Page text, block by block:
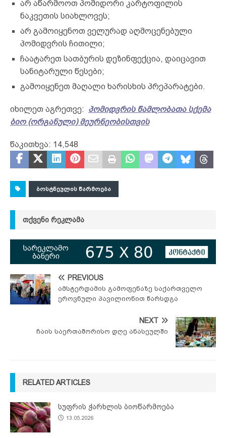
არ აწარმოოთ პომიდორი კარტოფილის
ნაკვეთის სიახლოვეს;
არ გამოიყენოთ ველურად აღმოცენებული
პომიდვრის ჩითილი;
ჩაატარეთ სათბურის დეზინფექცია, დაიცავით
სანიტარული წესები;
გამოიყენეთ მაღალი ხარისხის პრეპარატები.
იხილეთ აგრეთვე: პომიდვრის წამლობათა სქემა
ბიო (ორგანული) მეურნეობისთვის
წაკითხვა: 14,548
ᲑᲝᲡᲢᲜᲔᲣᲚᲘᲡ ᲬᲐᲠᲛᲝᲔᲑᲐ
ᲗᲥᲕᲔᲜᲘ ᲠᲔᲙᲚᲐᲛᲐ
PREVIOUS
ამსტერდამის გამოფენაზე საქართველო
ეროვნული პავილიონით წარსდგა
NEXT
ჩაის საერთაშორისო დღე ანასეულში
RELATED ARTICLES
სუფრის ჭარხლის ბიოწარმოება
13.05.2026